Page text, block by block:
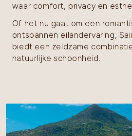
waar comfort, privacy en
Of het nu gaat om een
ontspannen eilandervaring,
biedt een zeldzame
natuurlijke schoonheid.
droomvakantie op Saint